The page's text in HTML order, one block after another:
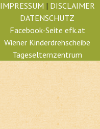
IMPRESSUM | DISCLAIMER
DATENSCHUTZ
Facebook-Seite efk.at
Wiener Kinderdrehscheibe
Tageselternzentrum